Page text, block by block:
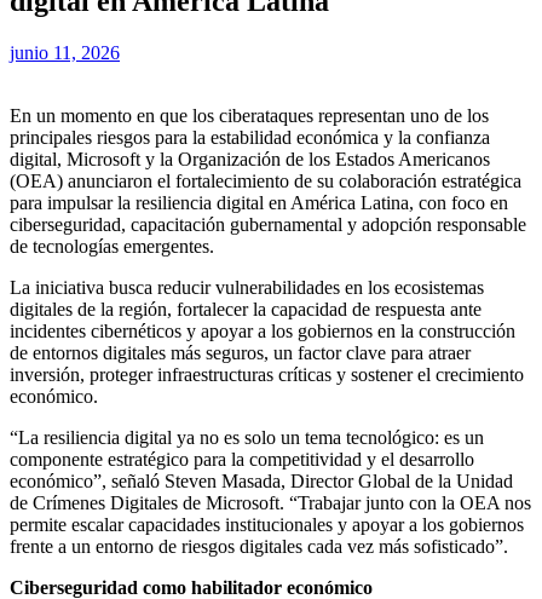
junio 11, 2026
En un momento en que los ciberataques representan uno de los
principales riesgos para la estabilidad económica y la confianza
digital, Microsoft y la Organización de los Estados Americanos
(OEA) anunciaron el fortalecimiento de su colaboración estratégica
para impulsar la resiliencia digital en América Latina, con foco en
ciberseguridad, capacitación gubernamental y adopción responsable
de tecnologías emergentes.
La iniciativa busca reducir vulnerabilidades en los ecosistemas
digitales de la región, fortalecer la capacidad de respuesta ante
incidentes cibernéticos y apoyar a los gobiernos en la construcción
de entornos digitales más seguros, un factor clave para atraer
inversión, proteger infraestructuras críticas y sostener el crecimiento
económico.
“La resiliencia digital ya no es solo un tema tecnológico: es un
componente estratégico para la competitividad y el desarrollo
económico”, señaló Steven Masada, Director Global de la Unidad
de Crímenes Digitales de Microsoft. “Trabajar junto con la OEA nos
permite escalar capacidades institucionales y apoyar a los gobiernos
frente a un entorno de riesgos digitales cada vez más sofisticado”.
Ciberseguridad como habilitador económico